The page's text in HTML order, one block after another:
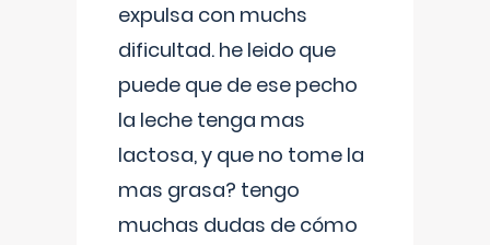
expulsa con muchs
dificultad. he leido que
puede que de ese pecho
la leche tenga mas
lactosa, y que no tome la
mas grasa? tengo
muchas dudas de cómo